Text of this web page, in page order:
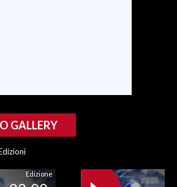
GALLERY
Edizione